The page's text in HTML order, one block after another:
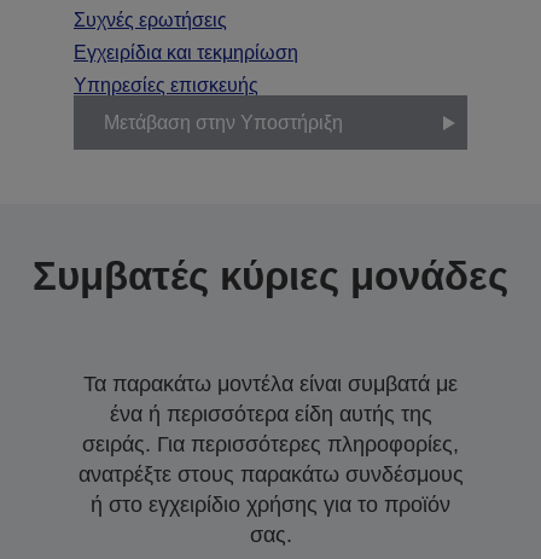
Συχνές ερωτήσεις
Εγχειρίδια και τεκμηρίωση
Υπηρεσίες επισκευής
Μετάβαση στην Υποστήριξη
Συμβατές κύριες μονάδες
Τα παρακάτω μοντέλα είναι συμβατά με
ένα ή περισσότερα είδη αυτής της
σειράς. Για περισσότερες πληροφορίες,
ανατρέξτε στους παρακάτω συνδέσμους
ή στο εγχειρίδιο χρήσης για το προϊόν
σας.